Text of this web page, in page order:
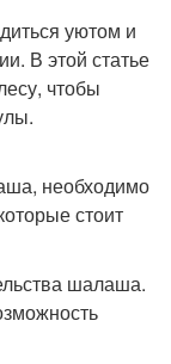
уютом и
В этой статье
чтобы
необходимо
стоит
шалаша.